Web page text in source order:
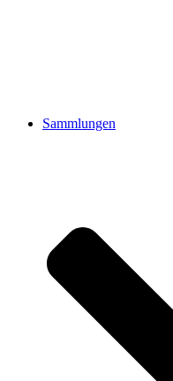
Sammlungen